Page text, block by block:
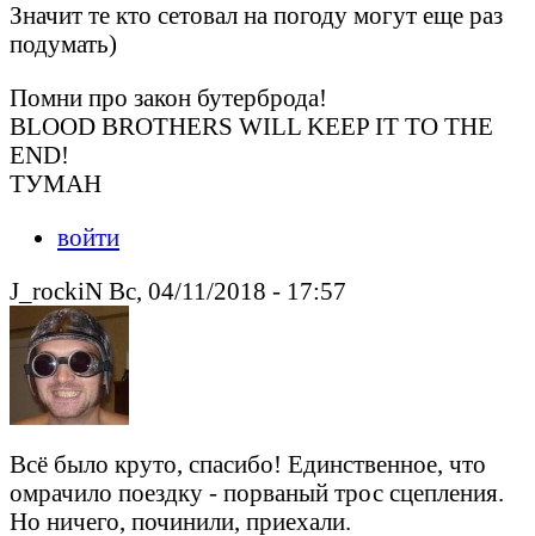
Значит те кто сетовал на погоду могут еще раз
подумать)
Помни про закон бутерброда!
BLOOD BROTHERS WILL KEEP IT TO THE
END!
ТУМАН
войти
J_rockiN Вс, 04/11/2018 - 17:57
Всё было круто, спасибо! Единственное, что
омрачило поездку - порваный трос сцепления.
Но ничего, починили, приехали.